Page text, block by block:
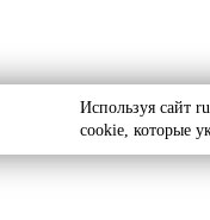
Используя сайт
cookie, которые